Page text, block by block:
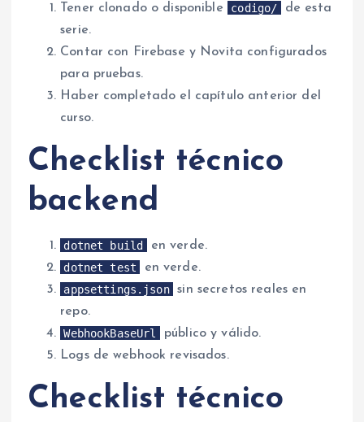
Tener clonado o disponible codigo/
de esta
serie.
Contar con Firebase y Novita configurados
para pruebas.
Haber completado el capítulo anterior del
curso.
Checklist técnico
backend
dotnet build
en verde.
dotnet test
en verde.
appsettings.json sin secretos reales en
repo.
WebhookBaseUrl
público y válido.
Logs de webhook revisados.
Checklist técnico